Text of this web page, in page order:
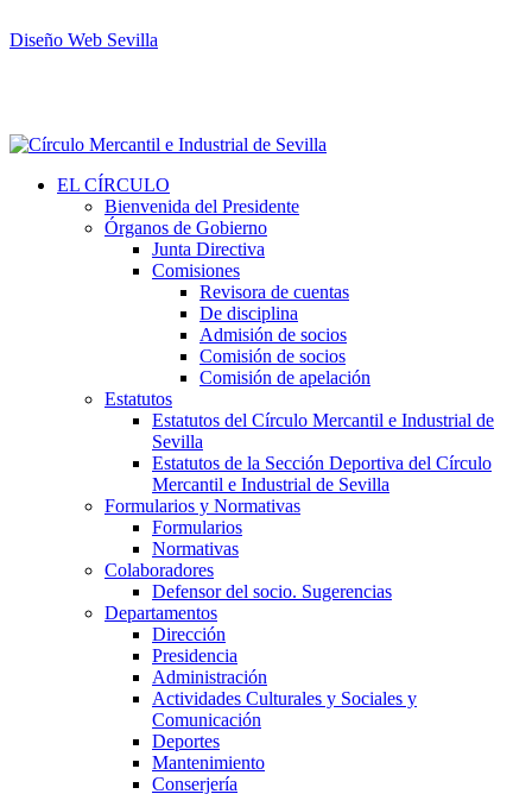
Diseño Web Sevilla
EL CÍRCULO
Bienvenida del Presidente
Órganos de Gobierno
Junta Directiva
Comisiones
Revisora de cuentas
De disciplina
Admisión de socios
Comisión de socios
Comisión de apelación
Estatutos
Estatutos del Círculo Mercantil e Industrial de
Sevilla
Estatutos de la Sección Deportiva del Círculo
Mercantil e Industrial de Sevilla
Formularios y Normativas
Formularios
Normativas
Colaboradores
Defensor del socio. Sugerencias
Departamentos
Dirección
Presidencia
Administración
Actividades Culturales y Sociales y
Comunicación
Deportes
Mantenimiento
Conserjería